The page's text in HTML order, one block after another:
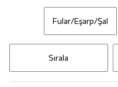
Fular/Eşarp/Şal
Sırala